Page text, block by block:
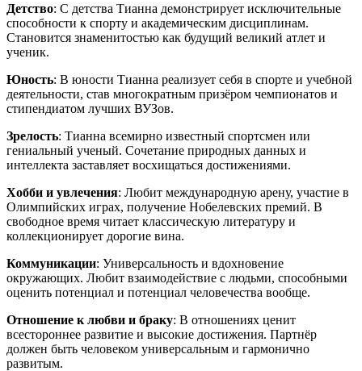
Детство: С детства Тианна демонстрирует исключительные
способности к спорту и академическим дисциплинам.
Становится знаменитостью как будущий великий атлет и
ученик.
Юность: В юности Тианна реализует себя в спорте и учебной
деятельности, став многократным призёром чемпионатов и
стипендиатом лучших ВУЗов.
Зрелость: Тианна всемирно известный спортсмен или
гениальный ученый. Сочетание природных данных и
интеллекта заставляет восхищаться достижениями.
Хобби и увлечения: Любит международную арену, участие в
Олимпийских играх, получение Нобелевских премий. В
свободное время читает классическую литературу и
коллекционирует дорогие вина.
Коммуникации: Универсальность и вдохновение
окружающих. Любит взаимодействие с людьми, способными
оценить потенциал и потенциал человечества вообще.
Отношение к любви и браку: В отношениях ценит
всестороннее развитие и высокие достижения. Партнёр
должен быть человеком универсальным и гармонично
развитым.